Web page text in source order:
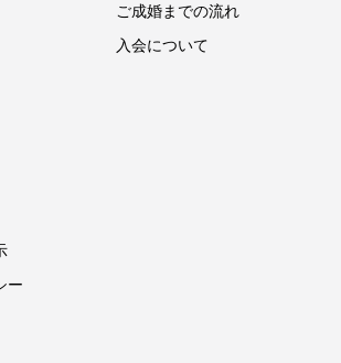
ー
ご成婚までの流れ
入会について